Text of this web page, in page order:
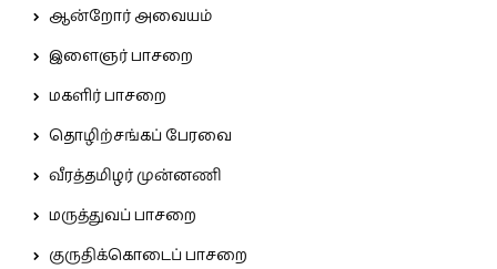
ஆன்றோர் அவையம்
இளைஞர் பாசறை
மகளிர் பாசறை
தொழிற்சங்கப் பேரவை
வீரத்தமிழர் முன்னணி
மருத்துவப் பாசறை
குருதிக்கொடைப் பாசறை